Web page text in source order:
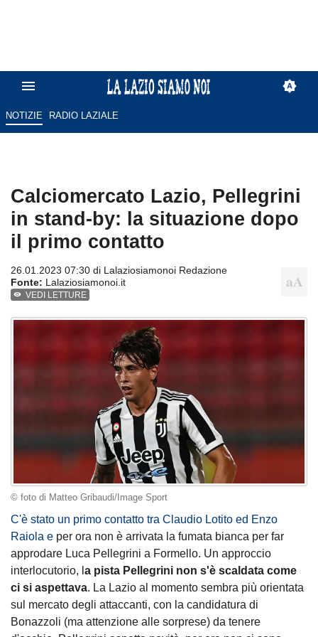
NOTIZIE RADIO LAZIALE
Calciomercato Lazio, Pellegrini
in stand-by: la situazione dopo
il primo contatto
26.01.2023 07:30 di Lalaziosiamonoi Redazione
Fonte: Lalaziosiamonoi.it
VEDI LETTURE
© foto di Matteo Gribaudi/Image Sport
C'è stato un primo contatto tra Claudio Lotito ed Enzo
Raiola e per ora non è arrivata la fumata bianca per far
approdare Luca Pellegrini a Formello. Un approccio
interlocutorio, l a pista Pellegrini non s'è scaldata come
ci si aspettava. La Lazio al momento sembra più orientata
sul mercato degli attaccanti, con la candidatura di
Bonazzoli (ma attenzione alle sorprese) da tenere